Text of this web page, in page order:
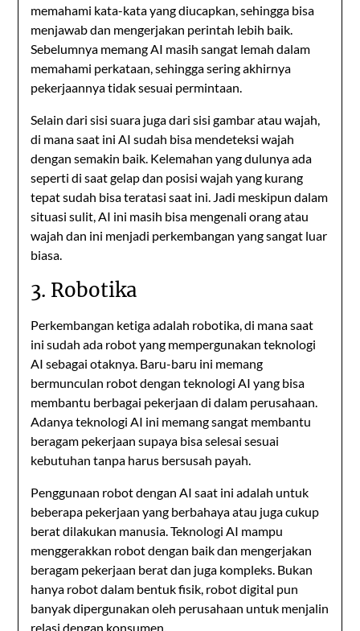
memahami kata-kata yang diucapkan, sehingga bisa
menjawab dan mengerjakan perintah lebih baik.
Sebelumnya memang AI masih sangat lemah dalam
memahami perkataan, sehingga sering akhirnya
pekerjaannya tidak sesuai permintaan.
Selain dari sisi suara juga dari sisi gambar atau wajah,
di mana saat ini AI sudah bisa mendeteksi wajah
dengan semakin baik. Kelemahan yang dulunya ada
seperti di saat gelap dan posisi wajah yang kurang
tepat sudah bisa teratasi saat ini. Jadi meskipun dalam
situasi sulit, AI ini masih bisa mengenali orang atau
wajah dan ini menjadi perkembangan yang sangat luar
biasa.
3. Robotika
Perkembangan ketiga adalah robotika, di mana saat
ini sudah ada robot yang mempergunakan teknologi
AI sebagai otaknya. Baru-baru ini memang
bermunculan robot dengan teknologi AI yang bisa
membantu berbagai pekerjaan di dalam perusahaan.
Adanya teknologi AI ini memang sangat membantu
beragam pekerjaan supaya bisa selesai sesuai
kebutuhan tanpa harus bersusah payah.
Penggunaan robot dengan AI saat ini adalah untuk
beberapa pekerjaan yang berbahaya atau juga cukup
berat dilakukan manusia. Teknologi AI mampu
menggerakkan robot dengan baik dan mengerjakan
beragam pekerjaan berat dan juga kompleks. Bukan
hanya robot dalam bentuk fisik, robot digital pun
banyak dipergunakan oleh perusahaan untuk menjalin
relasi dengan konsumen.